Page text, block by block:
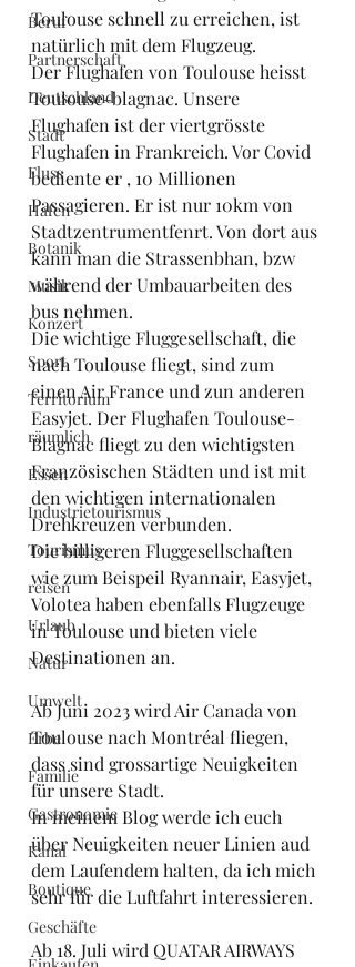
Beruf
Partnerschaft
Deutschland
Stadt
Fluss
Hafen
Botanik
Musik
Konzert
Sport
Territorium
räumlich
Essen
Industrietourismus
Tourismus
reisen
Urlaub
Natur
Umwelt
Erbe
Familie
Gastronomie
Kanal
Boutique
Geschäfte
Toulouse schnell zu erreichen, ist
natürlich mit dem Flugzeug.
Der Flughafen von Toulouse heisst
Toulouse-blagnac. Unsere
Flughafen ist der viertgrösste
Flughafen in Frankreich. Vor Covid
bediente er , 10 Millionen
Passagieren. Er ist nur 10km von
Stadtzentrumentfenrt. Von dort aus
kann man die Strassenbhan, bzw
während der Umbauarbeiten des
bus nehmen.
Die wichtige Fluggesellschaft, die
nach Toulouse fliegt, sind zum
einen Air France und zun anderen
Easyjet. Der Flughafen Toulouse-
Blagnac fliegt zu den wichtigsten
Französischen Städten und ist mit
den wichtigen internationalen
Drehkreuzen verbunden.
Die billigeren Fluggesellschaften
wie zum Beispeil Ryannair, Easyjet,
Volotea haben ebenfalls Flugzeuge
in Toulouse und bieten viele
Destinationen an.
Ab Juni 2023 wird Air Canada von
Toulouse nach Montréal fliegen,
dass sind grossartige Neuigkeiten
für unsere Stadt.
In meinem Blog werde ich euch
über Neuigkeiten neuer Linien aud
dem Laufendem halten, da ich mich
sehr für die Luftfahrt interessieren.
Ab 18. Juli wird QUATAR AIRWAYS